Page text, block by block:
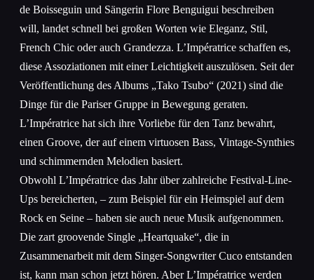
de Boisseguin und Sängerin Flore Benguigui beschreiben
will, landet schnell bei großen Worten wie Eleganz, Stil,
French Chic oder auch Grandezza. L’Impératrice schaffen es,
diese Assoziationen mit einer Leichtigkeit auszulösen. Seit der
Veröffentlichung des Albums „Tako Tsubo“ (2021) sind die
Dinge für die Pariser Gruppe in Bewegung geraten.
L’Impératrice hat sich ihre Vorliebe für den Tanz bewahrt,
einen Groove, der auf einem virtuosen Bass, Vintage-Synthies
und schimmernden Melodien basiert.
Obwohl L’Impératrice das Jahr über zahlreiche Festival-Line-
Ups bereicherten, – zum Beispiel für ein Heimspiel auf dem
Rock en Seine – haben sie auch neue Musik aufgenommen.
Die zart groovende Single „Heartquake“, die in
Zusammenarbeit mit dem Singer-Songwriter Cuco entstanden
ist, kann man schon jetzt hören. Aber L’Impératrice werden